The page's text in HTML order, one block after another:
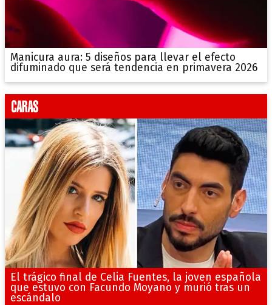
Manicura aura: 5 diseños para llevar el efecto
difuminado que será tendencia en primavera 2026
El trágico final de Celia Fuentes, la joven española
que estuvo con Facundo Moyano y murió tras un
escándalo